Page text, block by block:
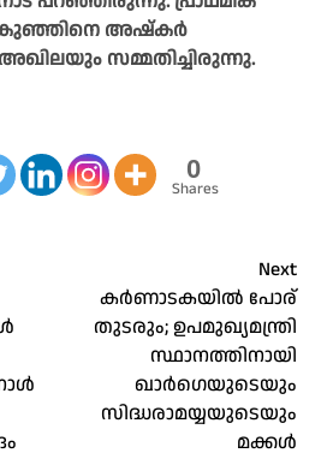
കുഞ്ഞിനെ അഷ്‌കര്‍
അഖിലയും സമ്മതിച്ചിരുന്നു.
0
Shares
Next
കർണാടകയിൽ പോര്
തുടരും; ഉപമുഖ്യമന്ത്രി
സ്ഥാനത്തിനായി
ഖാർഗെയുടെയും
സിദ്ധരാമയ്യയുടെയും
മക്കൾ